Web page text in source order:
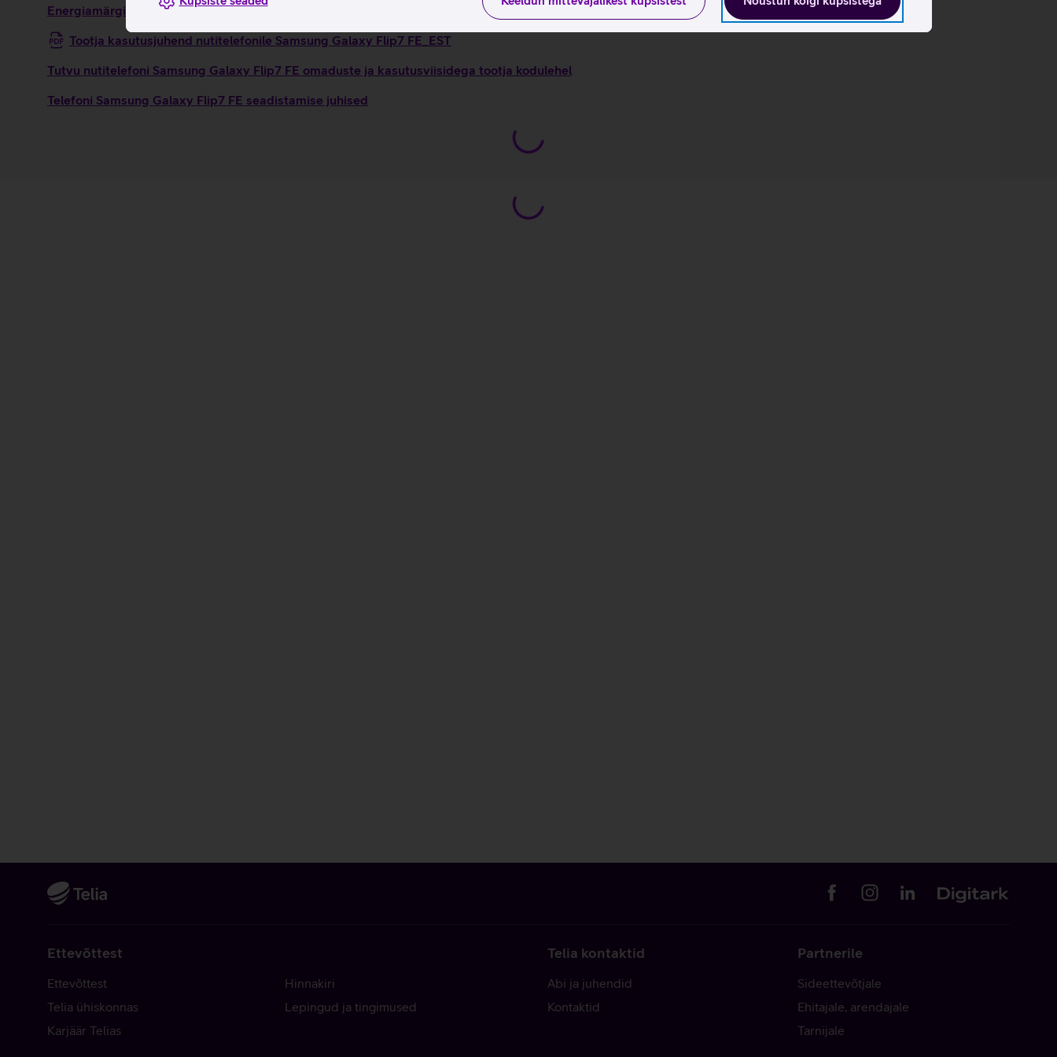
Energiamärgis
Tootja kasutusjuhend nutitelefonile Samsung Galaxy Flip7 FE_EST
Tutvu nutitelefoni Samsung Galaxy Flip7 FE omaduste ja kasutusviisidega tootja kodulehel
Telefoni Samsung Galaxy Flip7 FE seadistamise juhised
Ettevõttest
Ettevõttest
Telia ühiskonnas
Karjäär Telias
Hinnakiri
Lepingud ja tingimused
Telia kontaktid
Abi ja juhendid
Kontaktid
Partnerile
Sideettevõtjale
Ehitajale, arendajale
Tarnijale